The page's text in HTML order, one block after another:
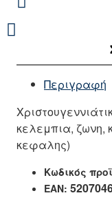
Περιγραφή
κελεμπια, ζωνη,
κεφαλης)
Κωδικός
EAN: